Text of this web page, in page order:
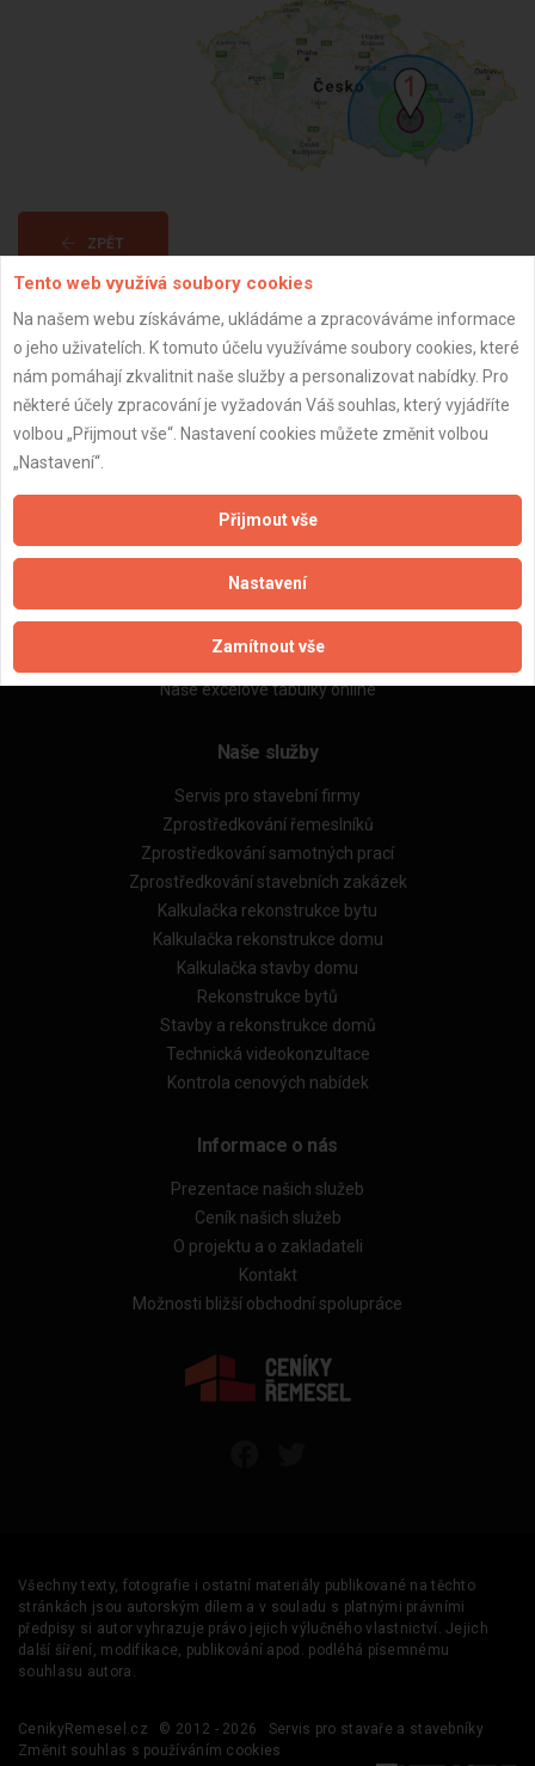
ZPĚT
Aktualizováno z portálu ARES dne 01.12.2025 23:15:02
Naše firmy a řemeslníci
Zpracování a ochrana osobních údajů
Zásady pro používání souborů cookie
Naše excelové tabulky online
Naše služby
Servis pro stavební firmy
Zprostředkování řemeslníků
Zprostředkování samotných prací
Zprostředkování stavebních zakázek
Kalkulačka rekonstrukce bytu
Kalkulačka rekonstrukce domu
Kalkulačka stavby domu
Rekonstrukce bytů
Stavby a rekonstrukce domů
Technická videokonzultace
Kontrola cenových nabídek
Informace o nás
Prezentace našich služeb
Ceník našich služeb
O projektu a o zakladateli
Kontakt
Možnosti bližší obchodní spolupráce
Všechny texty, fotografie i ostatní materiály publikované na těchto
stránkách jsou autorským dílem a v souladu s platnými právními
předpisy si autor vyhrazuje právo jejich výlučného vlastnictví. Jejich
další šíření, modifikace, publikování apod. podléhá písemnému
souhlasu autora.
CenikyRemesel.cz © 2012 - 2026
Servis pro stavaře a stavebníky
Změnit souhlas s používáním cookies
Tento web využívá soubory cookies
Na našem webu získáváme, ukládáme a zpracováváme informace
o jeho uživatelích. K tomuto účelu využíváme soubory cookies, které
nám pomáhají zkvalitnit naše služby a personalizovat nabídky. Pro
některé účely zpracování je vyžadován Váš souhlas, který vyjádříte
volbou „Přijmout vše“. Nastavení cookies můžete změnit volbou
„Nastavení“.
Přijmout vše
Nastavení
Zamítnout vše